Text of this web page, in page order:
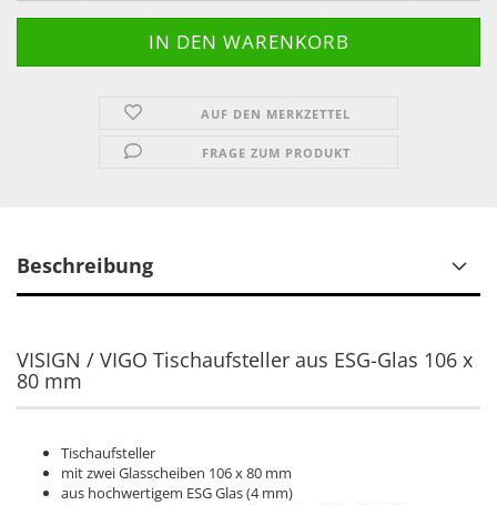
AUF DEN MERKZETTEL
FRAGE ZUM PRODUKT
Beschreibung
VISIGN / VIGO Tischaufsteller aus ESG-Glas 106 x
80 mm
Tischaufsteller
mit zwei Glasscheiben 106 x 80 mm
aus hochwertigem ESG Glas (4 mm)